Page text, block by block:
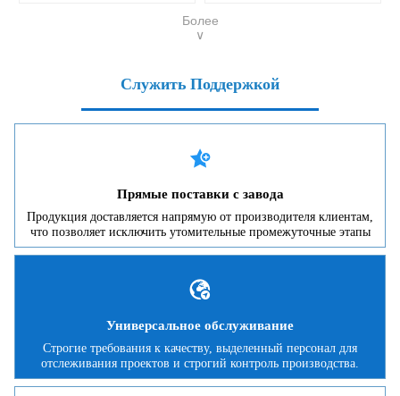
Более
∨
Служить Поддержкой

Прямые поставки с завода
Продукция доставляется напрямую от производителя клиентам,
что позволяет исключить утомительные промежуточные этапы

Универсальное обслуживание
Строгие требования к качеству, выделенный персонал для
отслеживания проектов и строгий контроль производства.